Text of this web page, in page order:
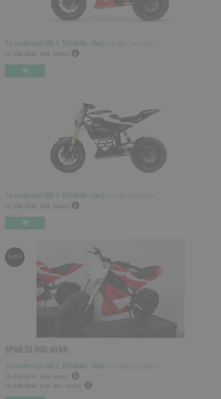
Thundervolt NK-E 72V40Ah - Rød THU-NK-E-2022-RED
55.000,00 kr. Inkl. moms.
Thundervolt NK-E 72V40Ah - Sort ( THU-NK-E-2022-BLK
55.000,00 kr. Inkl. moms.
TILBUD
SPAR 20.000,00 KR.
Thundervolt NK-E 72V40Ah - Rød ( THU-NK-E-2022-RED-1
35.000,00 kr.
Inkl. moms.
55.000,00 kr. Vejl. inkl. moms.